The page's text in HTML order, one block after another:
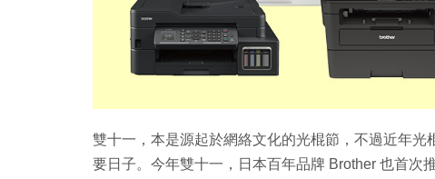
雙十一，本是源起於網絡文化的光棍節，不過近年
要日子。今年雙十一，日本百年品牌 Brother 也首次